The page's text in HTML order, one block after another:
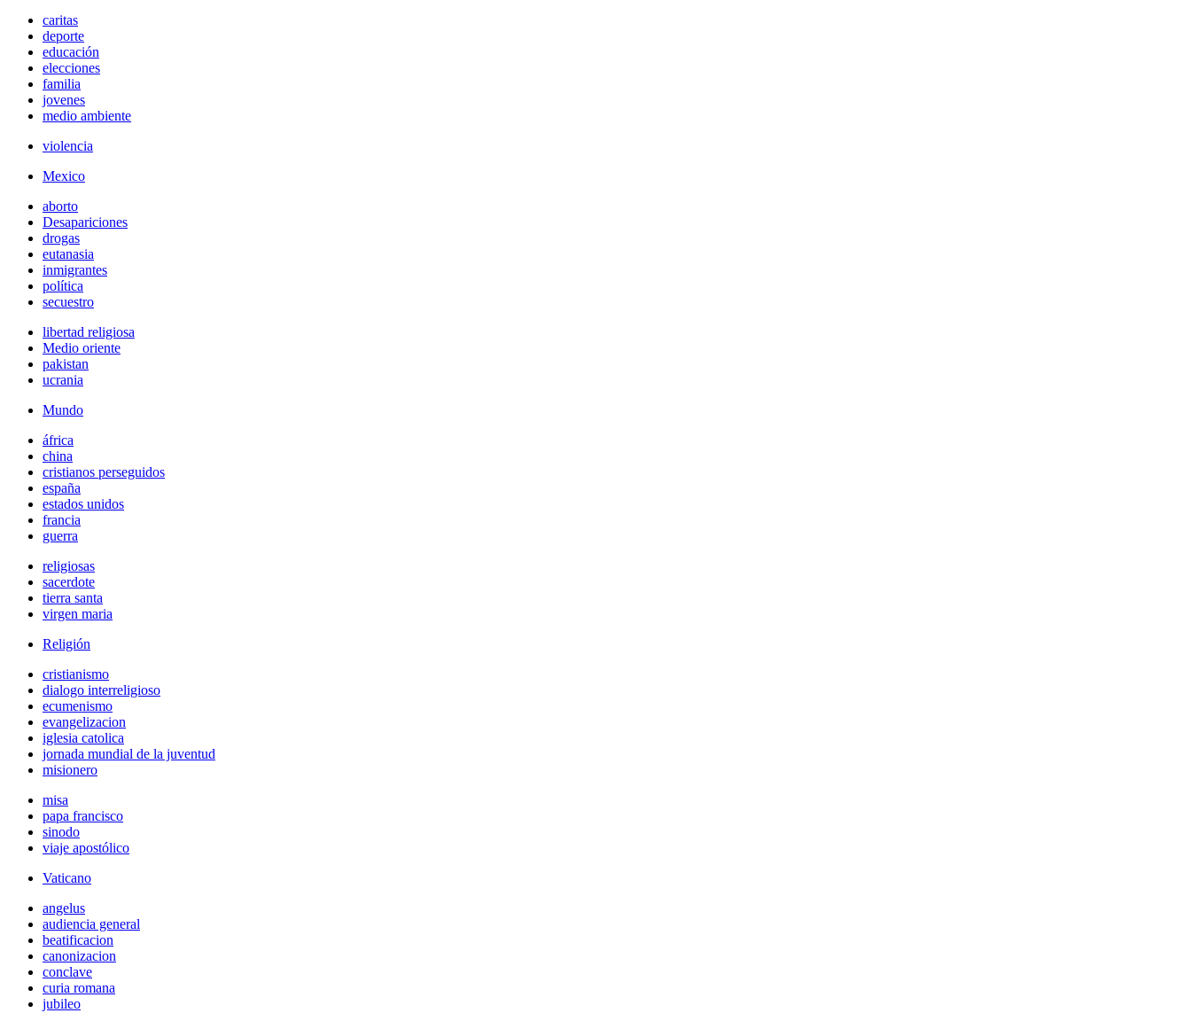
caritas
deporte
educación
elecciones
familia
jovenes
medio ambiente
violencia
Mexico
aborto
Desapariciones
drogas
eutanasia
inmigrantes
política
secuestro
libertad religiosa
Medio oriente
pakistan
ucrania
Mundo
áfrica
china
cristianos perseguidos
españa
estados unidos
francia
guerra
religiosas
sacerdote
tierra santa
virgen maria
Religión
cristianismo
dialogo interreligioso
ecumenismo
evangelizacion
iglesia catolica
jornada mundial de la juventud
misionero
misa
papa francisco
sinodo
viaje apostólico
Vaticano
angelus
audiencia general
beatificacion
canonizacion
conclave
curia romana
jubileo